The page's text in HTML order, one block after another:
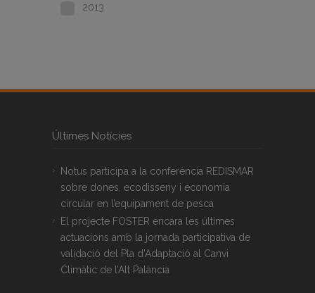
2013
Últimes Notícies
Notus participa a la conferència REDISMAR
sobre dones, ecodisseny i economia
circular en l’equipament de pesca
El projecte FOSTER encara les últimes
actuacions amb la jornada participativa de
validació del Pla d’Adaptació al Canvi
Climàtic de l’Alt Palància